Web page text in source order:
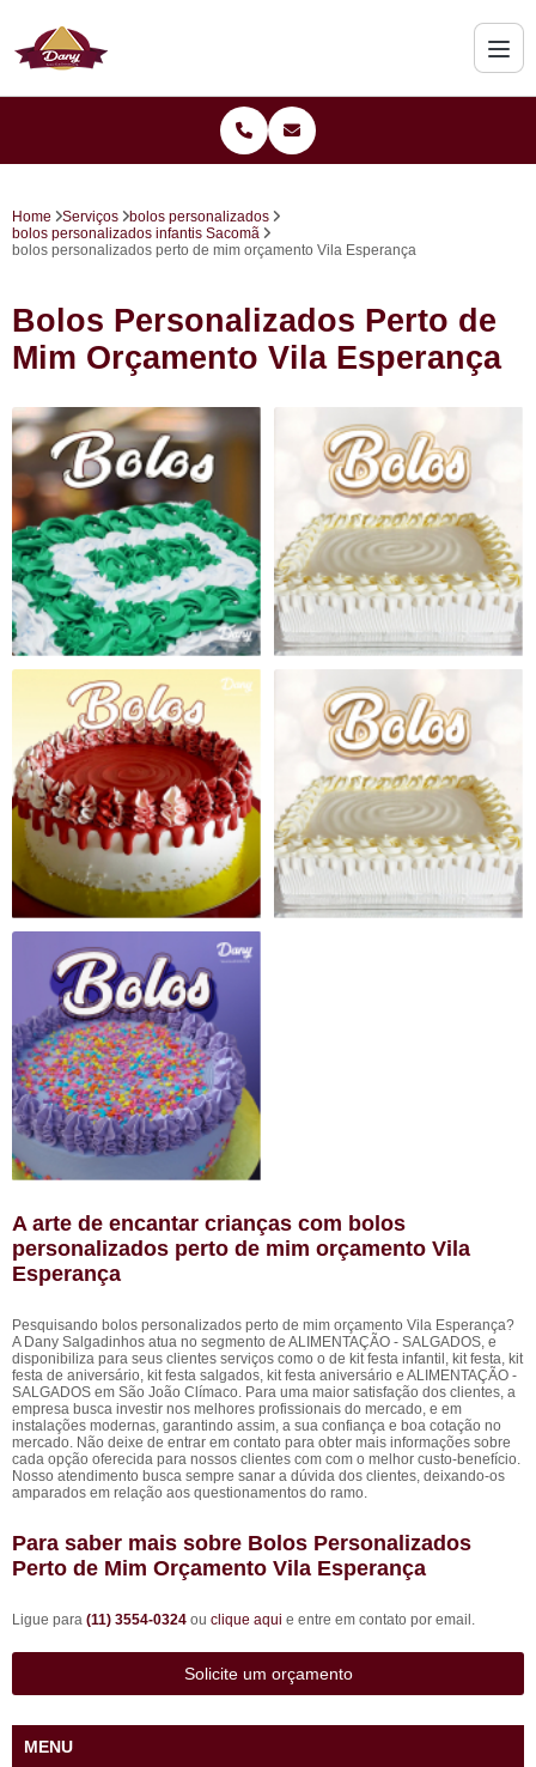
Home Serviços
bolos personalizados
bolos personalizados infantis Sacomã
bolos personalizados perto de mim orçamento Vila Esperança
Bolos Personalizados Perto de
Mim Orçamento Vila Esperança
A arte de encantar crianças com bolos
personalizados perto de mim orçamento Vila
Esperança
Pesquisando bolos personalizados perto de mim orçamento Vila Esperança?
A Dany Salgadinhos atua no segmento de ALIMENTAÇÃO - SALGADOS, e
disponibiliza para seus clientes serviços como o de kit festa infantil, kit festa, kit
festa de aniversário, kit festa salgados, kit festa aniversário e ALIMENTAÇÃO -
SALGADOS em São João Clímaco. Para uma maior satisfação dos clientes, a
empresa busca investir nos melhores profissionais do mercado, e em
instalações modernas, garantindo assim, a sua confiança e boa cotação no
mercado. Não deixe de entrar em contato para obter mais informações sobre
cada opção oferecida para nossos clientes com com o melhor custo-benefício.
Nosso atendimento busca sempre sanar a dúvida dos clientes, deixando-os
amparados em relação aos questionamentos do ramo.
Para saber mais sobre Bolos Personalizados
Perto de Mim Orçamento Vila Esperança
Ligue para (11) 3554-0324 ou clique aqui e entre em contato por email.
Solicite um orçamento
MENU